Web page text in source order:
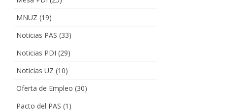
MNUZ (19)
Noticias PAS (33)
Noticias PDI (29)
Noticias UZ (10)
Oferta de Empleo (30)
Pacto del PAS (1)